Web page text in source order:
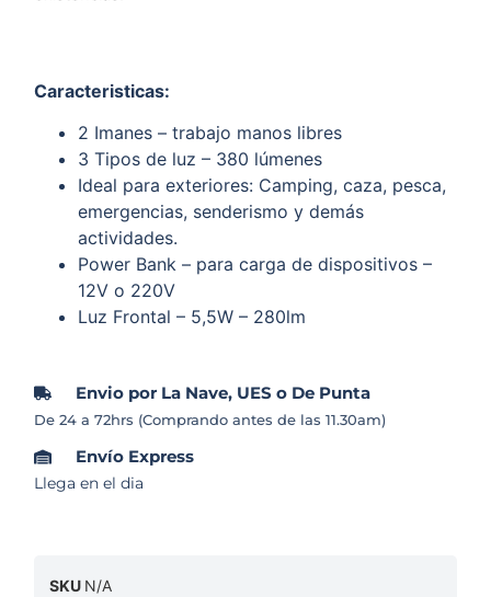
Caracteristicas:
2 Imanes – trabajo manos libres
3 Tipos de luz – 380 lúmenes
Ideal para exteriores: Camping, caza, pesca,
emergencias, senderismo y demás
actividades.
Power Bank – para carga de dispositivos –
12V o 220V
Luz Frontal – 5,5W – 280lm
Envio por La Nave, UES o De Punta
De 24 a 72hrs (Comprando antes de las 11.30am)
Envío Express
Llega en el dia
SKU N/A